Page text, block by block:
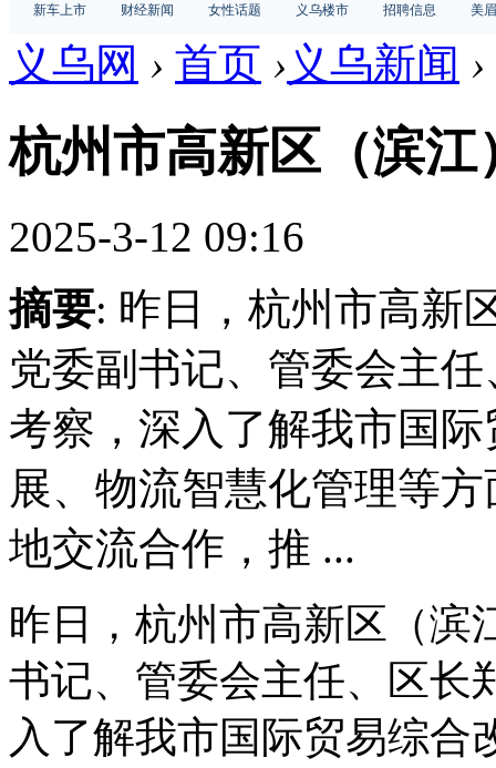
新车上市
财经新闻 女性话题 义乌楼市 招聘信息 美
义乌网 › 首页 › 义乌新闻 ›
杭州市高新区（滨
2025-3-12 09:16
摘要: 昨日，杭州市高新
党委副书记、管委会主
考察，深入了解我市国
展、物流智慧化管理等
地交流合作，推 ...
昨日，杭州市高新区（滨
书记、管委会主任、区长
入了解我市国际贸易综合